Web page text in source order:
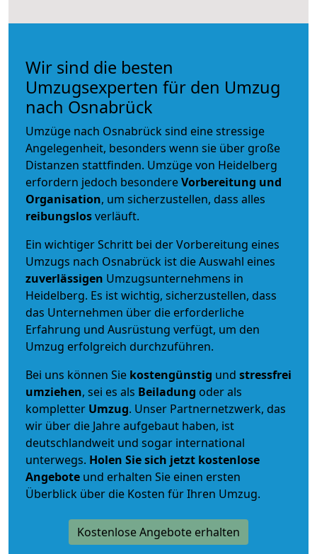
Wir sind die besten
Umzugsexperten für den Umzug
nach Osnabrück
Umzüge nach Osnabrück sind eine stressige
Angelegenheit, besonders wenn sie über große
Distanzen stattfinden. Umzüge von Heidelberg
erfordern jedoch besondereVorbereitung und
Organisation, um sicherzustellen, dass alles
reibungslosverläuft.
Ein wichtiger Schritt bei der Vorbereitung eines
Umzugs nach Osnabrück ist die Auswahl eines
zuverlässigen Umzugsunternehmens in
Heidelberg. Es ist wichtig, sicherzustellen, dass
das Unternehmen über die erforderliche
Erfahrung und Ausrüstung verfügt, um den
Umzug erfolgreich durchzuführen.
Bei uns können Sie kostengünstig und stressfrei
umziehen, sei es als Beiladung oder als
kompletter Umzug. Unser Partnernetzwerk, das
wir über die Jahre aufgebaut haben, ist
deutschlandweit und sogar international
unterwegs. Holen Sie sich jetzt kostenlose
Angebote und erhalten Sie einen ersten
Überblick über die Kosten für Ihren Umzug.
Kostenlose Angebote erhalten